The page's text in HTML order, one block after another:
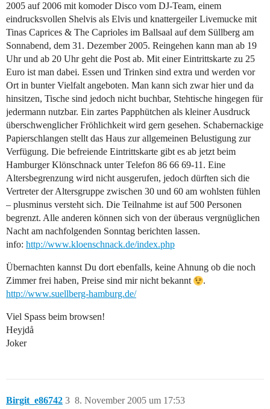
2005 auf 2006 mit komoder Disco vom DJ-Team, einem
eindrucksvollen Shelvis als Elvis und knattergeiler Livemucke mit
Tinas Caprices & The Caprioles im Ballsaal auf dem Süllberg am
Sonnabend, dem 31. Dezember 2005. Reingehen kann man ab 19
Uhr und ab 20 Uhr geht die Post ab. Mit einer Eintrittskarte zu 25
Euro ist man dabei. Essen und Trinken sind extra und werden vor
Ort in bunter Vielfalt angeboten. Man kann sich zwar hier und da
hinsitzen, Tische sind jedoch nicht buchbar, Stehtische hingegen für
jedermann nutzbar. Ein zartes Papphütchen als kleiner Ausdruck
überschwenglicher Fröhlichkeit wird gern gesehen. Schabernackige
Papierschlangen stellt das Haus zur allgemeinen Belustigung zur
Verfügung. Die befreiende Eintrittskarte gibt es ab jetzt beim
Hamburger Klönschnack unter Telefon 86 66 69-11. Eine
Altersbegrenzung wird nicht ausgerufen, jedoch dürften sich die
Vertreter der Altersgruppe zwischen 30 und 60 am wohlsten fühlen
– plusminus versteht sich. Die Teilnahme ist auf 500 Personen
begrenzt. Alle anderen können sich von der überaus vergnüglichen
Nacht am nachfolgenden Sonntag berichten lassen.
info: http://www.kloenschnack.de/index.php
Übernachten kannst Du dort ebenfalls, keine Ahnung ob die noch
Zimmer frei haben, Preise sind mir nicht bekannt
.
http://www.suellberg-hamburg.de/
Viel Spass beim browsen!
Heyjdå
Joker
Birgit_e86742 8. November 2005 um 17:53
3